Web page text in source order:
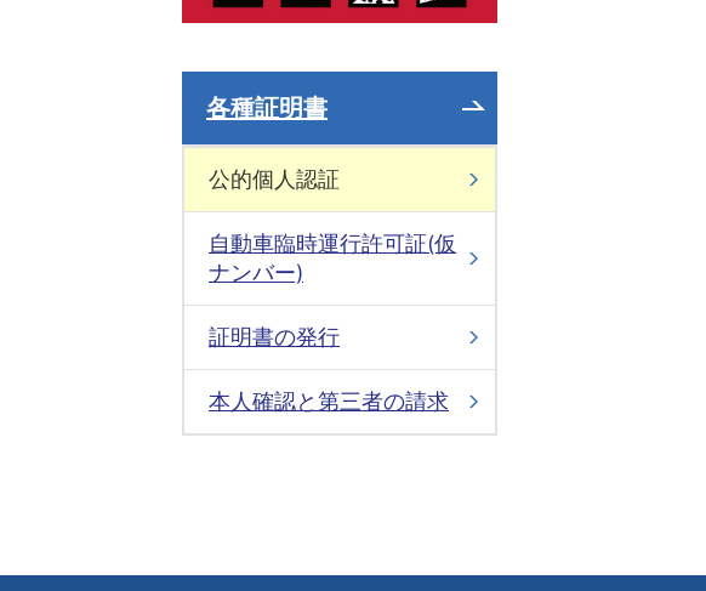
各種証明書
公的個人認証
自動車臨時運行許可証(仮
ナンバー)
証明書の発行
本人確認と第三者の請求